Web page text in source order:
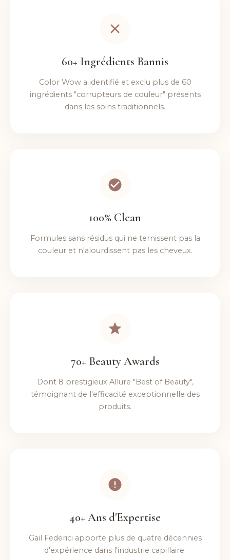
60+ Ingrédients Bannis
Color Wow a identifié et exclu plus de 60
ingrédients "corrupteurs de couleur" présents
dans les soins traditionnels.
100% Clean
Formules sans résidus qui ne ternissent pas la
couleur et n'alourdissent pas les cheveux.
70+ Beauty Awards
Dont 8 prestigieux Allure "Best of Beauty",
témoignant de l'efficacité exceptionnelle des
produits.
40+ Ans d'Expertise
Gail Federici apporte plus de quatre décennies
d'expérience dans l'industrie capillaire.